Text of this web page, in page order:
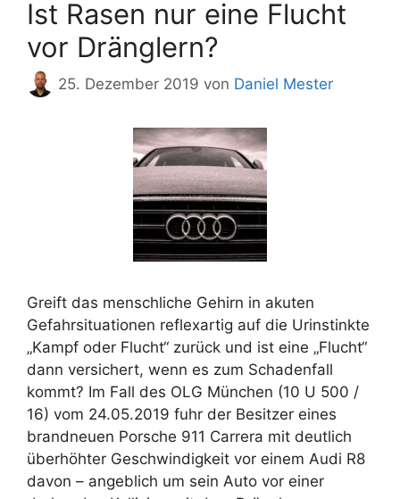
Ist Rasen nur eine Flucht
vor Dränglern?
25. Dezember 2019 von Daniel Mester
Greift das menschliche Gehirn in akuten
Gefahrsituationen reflexartig auf die Urinstinkte
„Kampf oder Flucht“ zurück und ist eine „Flucht“
dann versichert, wenn es zum Schadenfall
kommt? Im Fall des OLG München (10 U 500 /
16) vom 24.05.2019 fuhr der Besitzer eines
brandneuen Porsche 911 Carrera mit deutlich
überhöhter Geschwindigkeit vor einem Audi R8
davon – angeblich um sein Auto vor einer